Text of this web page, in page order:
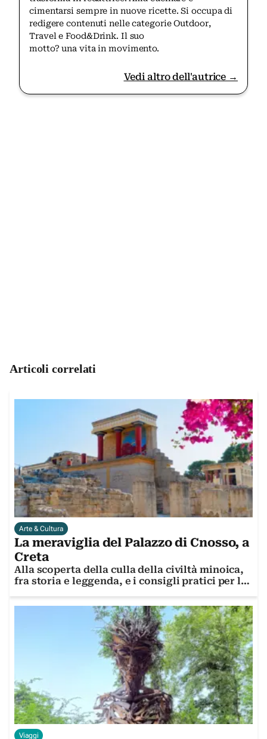
cimentarsi sempre in nuove ricette. Si occupa di
redigere contenuti nelle categorie Outdoor,
Travel e Food&Drink. Il suo
motto? una vita in movimento.
Vedi altro dell'autrice →
Articoli correlati
Arte & Cultura
La meraviglia del Palazzo di Cnosso, a
Creta
Alla scoperta della culla della civiltà minoica,
fra storia e leggenda, e i consigli pratici per la
Viaggi